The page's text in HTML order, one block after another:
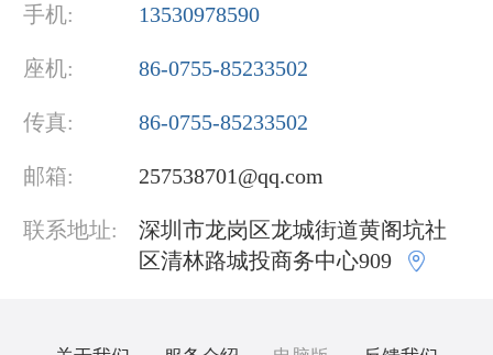
手机: 13530978590
座机: 86-0755-85233502
传真: 86-0755-85233502
邮箱: 257538701@qq.com
联系地址:
深圳市龙岗区龙城街道黄阁坑社
区清林路城投商务中心909
